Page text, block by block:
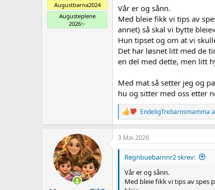
Augustbarna2024
Augusteplene
2026✨
Vår er og sånn.
Med bleie fikk vi tips av
annet) så skal vi bytte bleie»
Hun tipset og om at vi
Det har løsnet litt med de
en del med dette, men litt
Med mat så setter jeg og
hu og sitter med oss etter
R
e
a
c
t
i
o
s
EndeligTrebarnsmamma
3 Mai 2026
Regnbuebarnnr2 skrev:
Vår er og sånn.
Med bleie fikk vi tips av spes